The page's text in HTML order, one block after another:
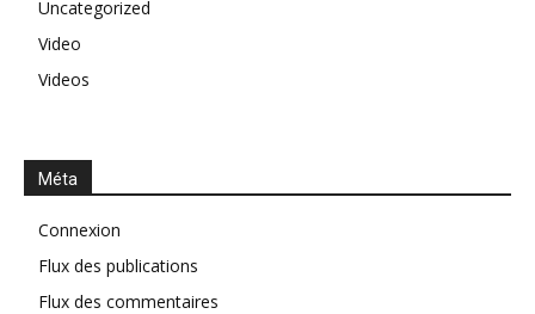
Uncategorized
Video
Videos
Méta
Connexion
Flux des publications
Flux des commentaires